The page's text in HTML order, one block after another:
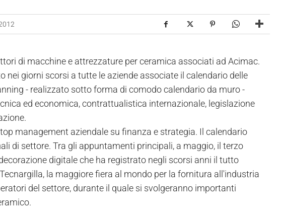
di macchine e attrezzature per ceramica associati ad Acimac.
giorni scorsi a tutte le aziende associate il calendario delle
- realizzato sotto forma di comodo calendario da muro -
ed economica, contrattualistica internazionale, legislazione
management aziendale su finanza e strategia. Il calendario
di settore. Tra gli appuntamenti principali, a maggio, il terzo
digitale che ha registrato negli scorsi anni il tutto
la maggiore fiera al mondo per la fornitura all'industria
del settore, durante il quale si svolgeranno importanti